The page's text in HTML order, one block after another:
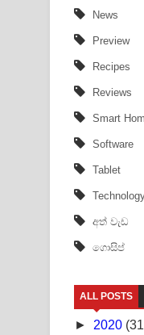
News
Preview
Recipes
Reviews
Smart
Software
Tablet
අත් වැඩ
ගොසිප්
ALL POSTS
► 2020